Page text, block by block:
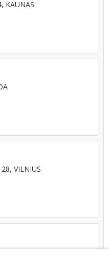
KAUNAS
VILNIUS